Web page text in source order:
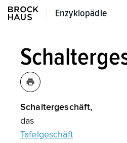
Enzyklopädie
Enzyklopädie
Schaltergeschäft,
das
Tafelgeschäft